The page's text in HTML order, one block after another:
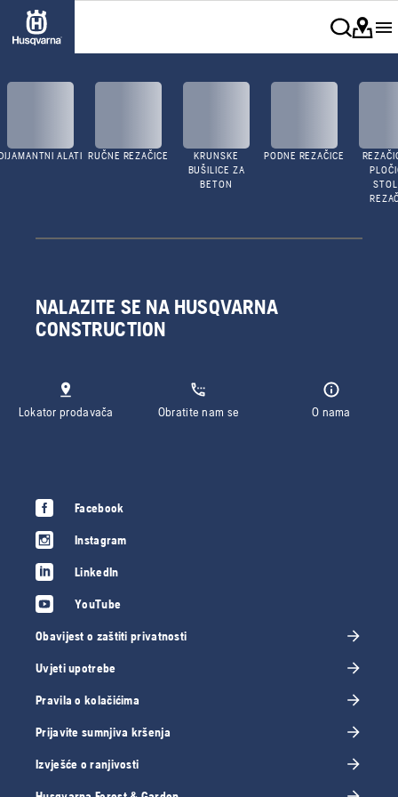
ALATI RUČNE REZAČICE
KRUNSKE
BUŠILICE ZA
BETON
PODNE REZAČICE
NALAZITE SE NA HUSQVARNA
CONSTRUCTION
Lokator prodavača Obratite nam se O nama
Facebook
Instagram
LinkedIn
YouTube
Obavijest o zaštiti privatnosti
Uvjeti upotrebe
Pravila o kolačićima
Prijavite sumnjiva kršenja
Izvješće o ranjivosti